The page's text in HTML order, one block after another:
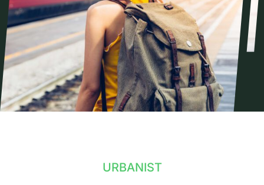
URBANIST